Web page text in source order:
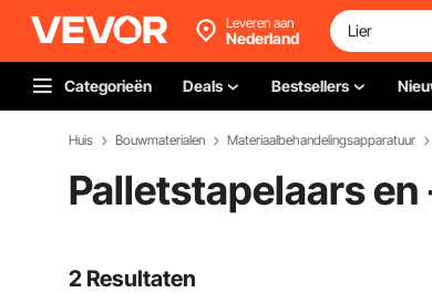
Leveren aan
Nederland
Categorieën Deals Bestsellers
Huis Bouwmaterialen Materiaalbehandelingsapparatuur
Palletstapelaars
2 Resultaten